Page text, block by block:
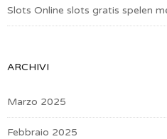
Slots Online slots gratis spelen
ARCHIVI
Marzo 2025
Febbraio 2025